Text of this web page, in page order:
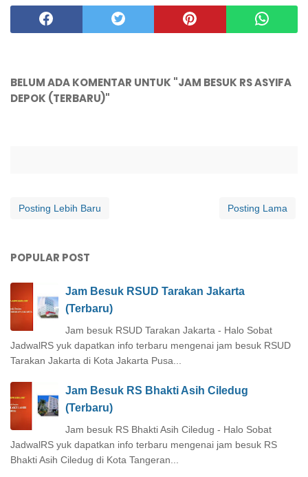
BELUM ADA KOMENTAR UNTUK "JAM BESUK RS ASYIFA
DEPOK (TERBARU)"
Posting Lebih Baru Posting Lama
POPULAR POST
Jam Besuk RSUD Tarakan Jakarta
(Terbaru)
Jam besuk RSUD Tarakan Jakarta - Halo Sobat
JadwalRS yuk dapatkan info terbaru mengenai jam besuk RSUD
Tarakan Jakarta di Kota Jakarta Pusa...
Jam Besuk RS Bhakti Asih Ciledug
(Terbaru)
Jam besuk RS Bhakti Asih Ciledug - Halo Sobat
JadwalRS yuk dapatkan info terbaru mengenai jam besuk RS
Bhakti Asih Ciledug di Kota Tangeran...